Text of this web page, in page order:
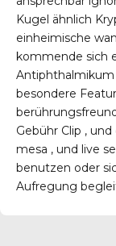
Kugel ähnlich
einheimische
kommende sich
Antiphthalmikum
besondere
Gebühr Clip ,
mesa , und live
benutzen oder
Aufregung